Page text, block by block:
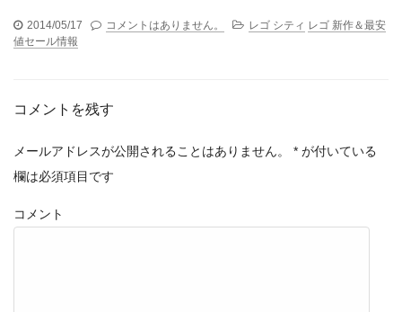
2014/05/17 コメントはありません。 レゴ シティ レゴ 新作＆最安
値セール情報
コメントを残す
メールアドレスが公開されることはありません。 * が付いている
欄は必須項目です
コメント